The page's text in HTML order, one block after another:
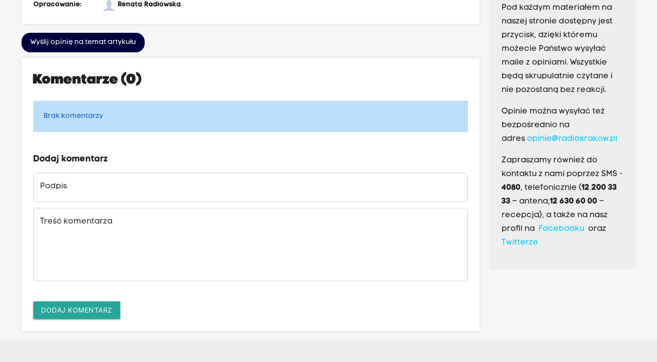
Opracowanie:
Renata Radłowska
Wyślij opinię na temat artykułu
Komentarze (0)
Brak komentarzy
Dodaj komentarz
Podpis
Treść komentarza
DODAJ KOMENTARZ
Pod każdym materiałem na
naszej stronie dostępny jest
przycisk, dzięki któremu
możecie Państwo wysyłać
maile z opiniami. Wszystkie
będą skrupulatnie czytane i
nie pozostaną bez reakcji.
Opinie można wysyłać też
bezpośrednio na
adres opinie@radiokrakow.pl
Zapraszamy również do
kontaktu z nami poprzez SMS -
4080, telefonicznie (12 200 33
33– antena,12 630 60 00 –
recepcja), a także na nasz
profil na Facebookuoraz
Twitterze